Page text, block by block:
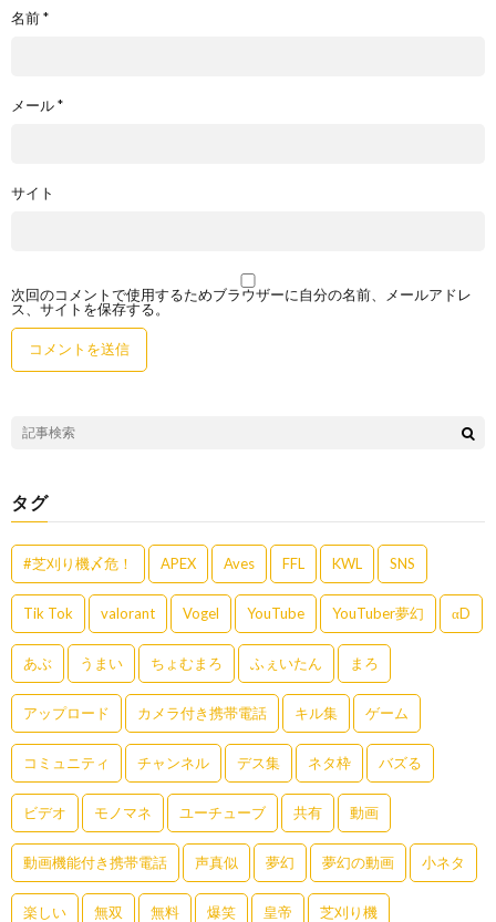
名前*
メール*
サイト
次回のコメントで使用するためブラウザーに自分の名前、メールアドレ
ス、サイトを保存する。
タグ
#芝刈り機〆危！ APEX Aves FFL KWL SNS
Tik Tok valorant Vogel YouTube YouTuber夢幻 αD
あぶ うまい ちょむまろ ふぇいたん まろ
アップロード カメラ付き携帯電話 キル集 ゲーム
コミュニティ チャンネル デス集 ネタ枠 バズる
ビデオ モノマネ ユーチューブ 共有 動画
動画機能付き携帯電話 声真似 夢幻 夢幻の動画 小ネタ
楽しい 無双 無料 爆笑 皇帝 芝刈り機